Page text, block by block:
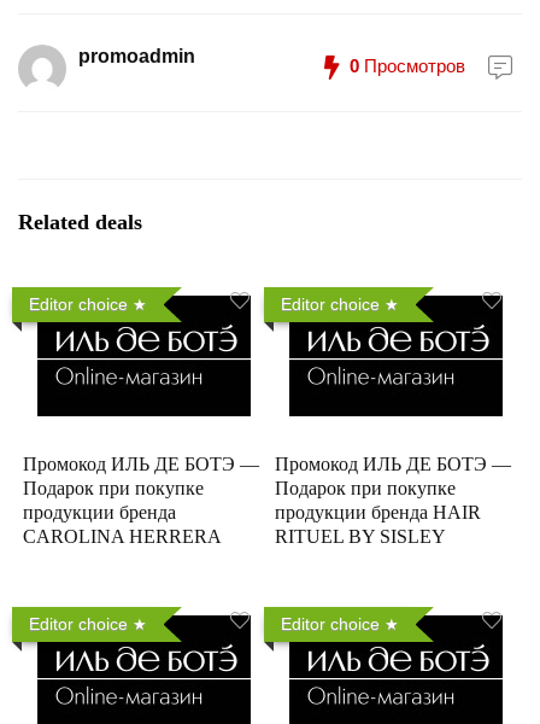
promoadmin 0 Просмотров
Related deals
Editor choice
Промокод ИЛЬ ДЕ БОТЭ —
Подарок при покупке
продукции бренда
CAROLINA HERRERA
Editor choice
Промокод ИЛЬ ДЕ БОТЭ —
Подарок при покупке
продукции бренда HAIR
RITUEL BY SISLEY
Editor choice Editor choice